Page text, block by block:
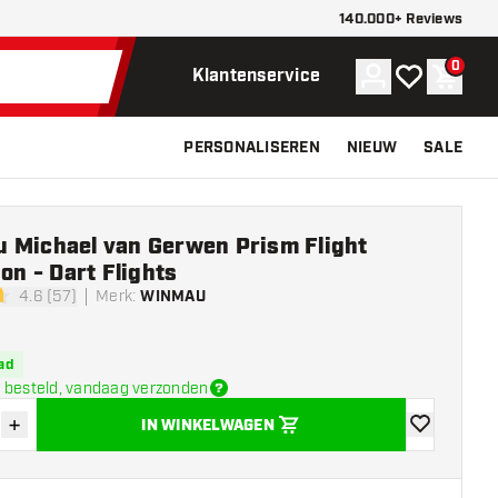
140.000+ Reviews
Klantenservice Account
Mijn 0
PERSONALISEREN NIEUW SALE
4.6 (57) Merk: WINMAU
Michael van Gerwen Prism Flight
- Dart Flights
vandaag verzonden
hoeveelheid
Verhoog hoeveelheid
+ IN WINKELWAGEN
toevoegen